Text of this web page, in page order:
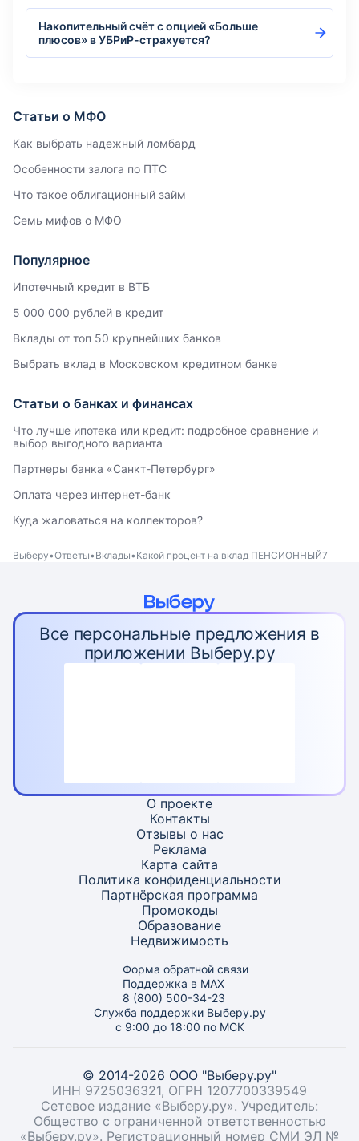
Накопительный счёт с опцией «Больше
плюсов» в УБРиР-страхуется?
Статьи о МФО
Как выбрать надежный ломбард
Особенности залога по ПТС
Что такое облигационный займ
Семь мифов о МФО
Популярное
Ипотечный кредит в ВТБ
5 000 000 рублей в кредит
Вклады от топ 50 крупнейших банков
Выбрать вклад в Московском кредитном банке
Статьи о банках и финансах
Что лучше ипотека или кредит: подробное сравнение и
выбор выгодного варианта
Партнеры банка «Санкт-Петербург»
Оплата через интернет-банк
Куда жаловаться на коллекторов?
Выберу Ответы Вклады Какой процент на вклад ПЕНСИОННЫЙ7
Все персональные предложения в
приложении Выберу.ру
О проекте
Контакты
Отзывы о нас
Реклама
Карта сайта
Политика конфиденциальности
Партнёрская программа
Промокоды
Образование
Недвижимость
Форма обратной связи
Поддержка в MAX
8 (800) 500-34-23
Служба поддержки Выберу.ру
с 9:00 до 18:00 по МСК
© 2014-2026 ООО "Выберу.ру"
ИНН 9725036321, ОГРН 1207700339549
Сетевое издание «Выберу.ру». Учредитель:
Общество с ограниченной ответственностью
«Выберу.ру». Регистрационный номер СМИ ЭЛ №